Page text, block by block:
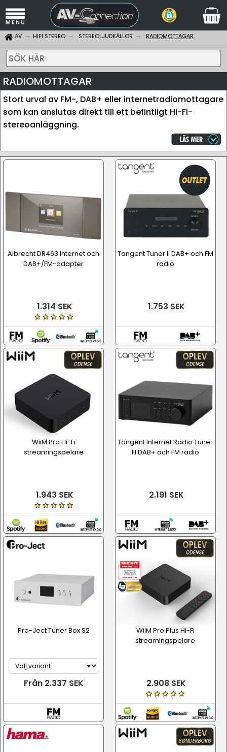
AV HIFI STEREO STEREOLJUDKÄLLOR RADIOMOTTAGAR
SÖK HÄR
RADIOMOTTAGAR
Stort urval av FM-, DAB+ eller internetradiomottagare
som kan anslutas direkt till ett befintligt Hi-Fi-
stereoanläggning.
Albrecht DR463 Internet och
DAB+/FM-adapter
1.314 SEK
Tangent Tuner II DAB+ och FM
radio
1.753 SEK
WiiM Pro Hi-Fi
streamingspelare
1.943 SEK
Tangent Internet Radio Tuner
III DAB+ och FM radio
2.191 SEK
Pro-Ject Tuner Box S2
Från 2.337 SEK
WiiM Pro Plus Hi-Fi
streamingspelare
2.908 SEK